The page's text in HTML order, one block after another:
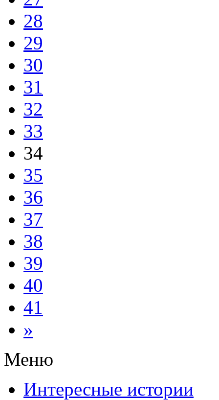
28
29
30
31
32
33
34
35
36
37
38
39
40
41
»
Меню
Интересные истории